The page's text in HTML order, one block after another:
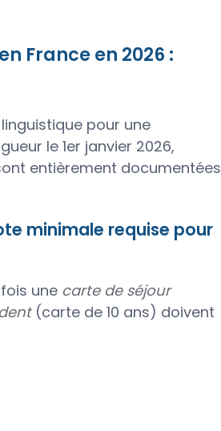
France en 2026 :
pour une
le 1er janvier 2026,
entièrement documentées
minimale requise pour
une carte de séjour
(carte de 10 ans) doivent